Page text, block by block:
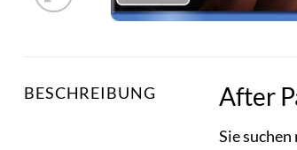
BESCHREIBUNG After
Sie